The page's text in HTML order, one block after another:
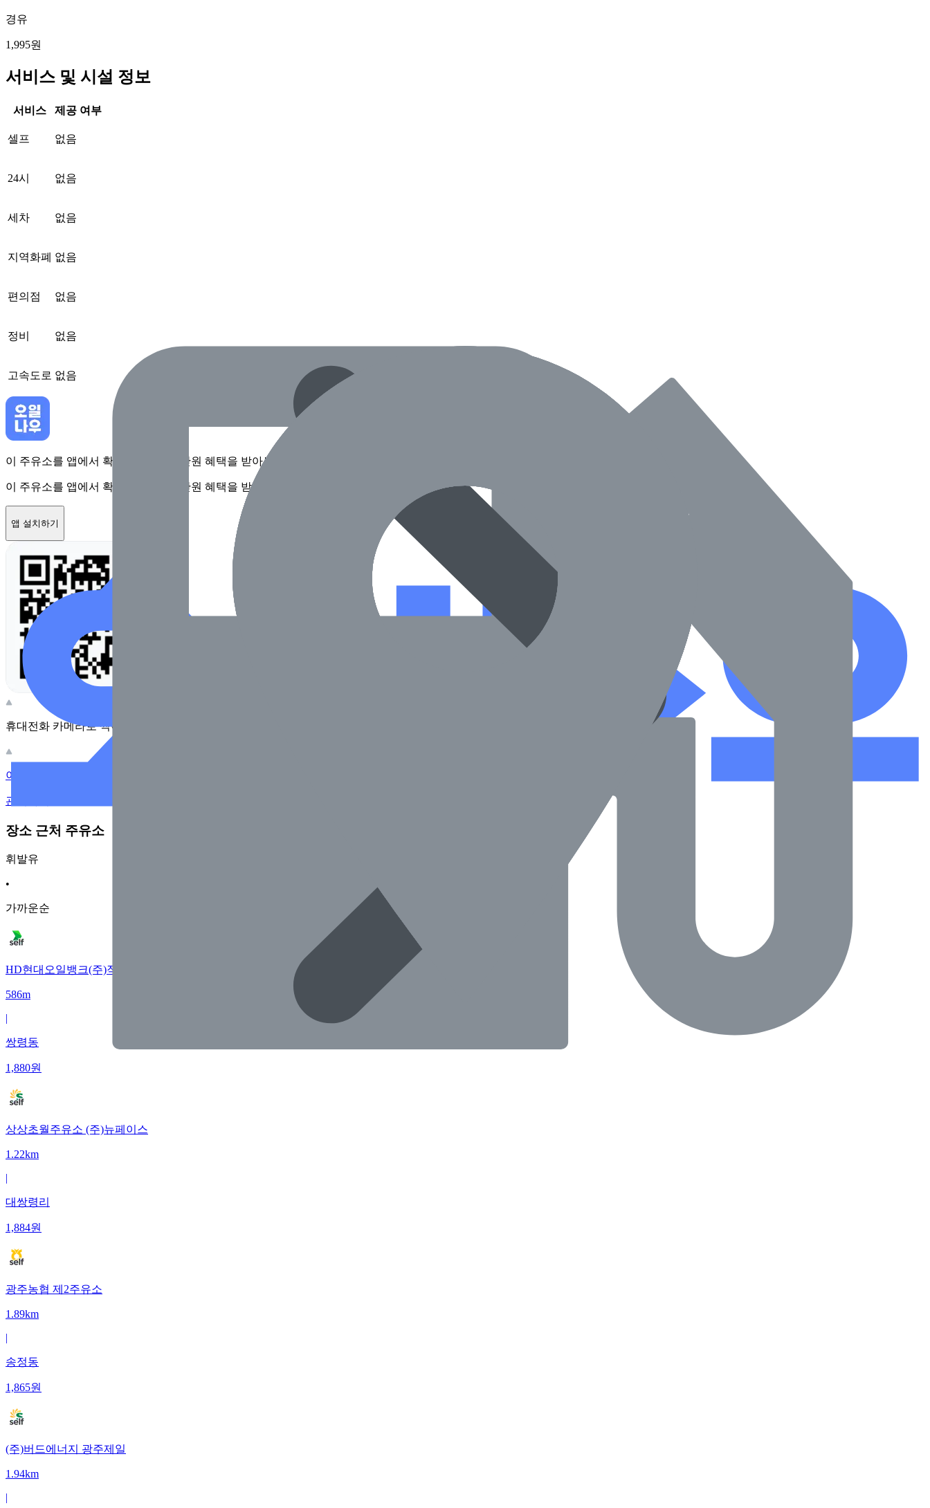
경유
1,995원
서비스 및 시설 정보
서비스 제공 여부
셀프 없음
24시 없음
세차 없음
지역화폐 없음
편의점 없음
정비 없음
고속도로 없음
이 주유소를 앱에서 확인하고 최대 1만원 혜택을 받아보세요
이 주유소를 앱에서 확인하고 최대 1만원 혜택을 받아보세요
앱 설치하기
휴대전화 카메라로 찍어보세요
이 주유소의 사장님이신가요?
관리하기
장소 근처 주유소
휘발유
•
가까운순
HD현대오일뱅크(주)직영 새광주셀프주유소
586m
|
쌍령동
1,880원
상상초월주유소 (주)뉴페이스
1.22km
|
대쌍령리
1,884원
광주농협 제2주유소
1.89km
|
송정동
1,865원
(주)버드에너지 광주제일
1.94km
|